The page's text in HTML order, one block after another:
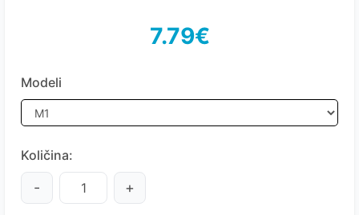
7.79€
Modeli
Količina:
- +